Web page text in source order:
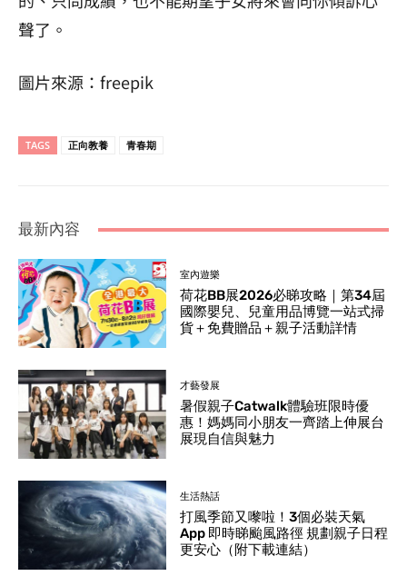
聲了。
圖片來源：freepik
TAGS 正向教養 青春期
最新內容
室內遊樂
荷花BB展2026必睇攻略｜第34屆
國際嬰兒、兒童用品博覽一站式掃
貨＋免費贈品＋親子活動詳情
才藝發展
暑假親子Catwalk體驗班限時優
惠！媽媽同小朋友一齊踏上伸展台
展現自信與魅力
生活熱話
打風季節又嚟啦！3個必裝天氣
App 即時睇颱風路徑 規劃親子日程
更安心（附下載連結）